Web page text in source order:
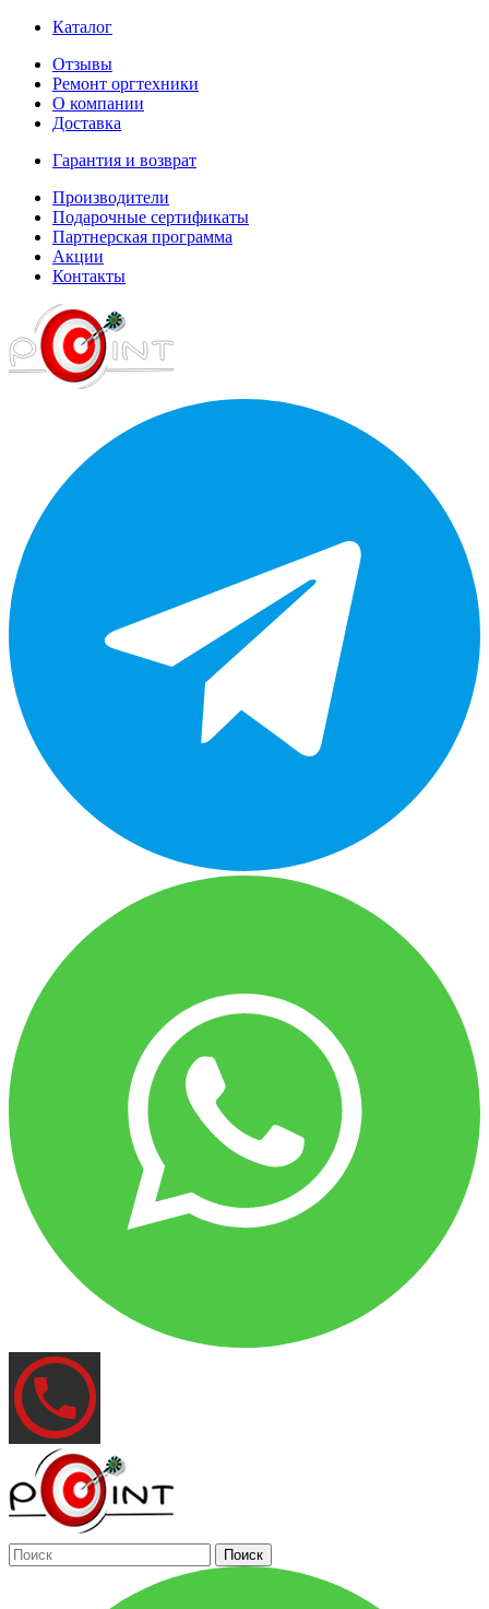
Каталог
Отзывы
Ремонт оргтехники
О компании
Доставка
Гарантия и возврат
Производители
Подарочные сертификаты
Партнерская программа
Акции
Контакты
Поиск